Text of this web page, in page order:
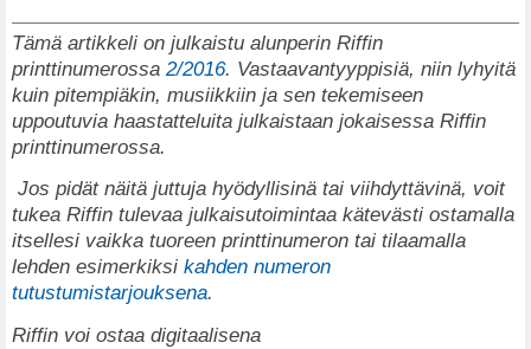
Tämä artikkeli on julkaistu alunperin Riffin
printtinumerossa 2/2016. Vastaavantyyppisiä, niin lyhyitä
kuin pitempiäkin, musiikkiin ja sen tekemiseen
uppoutuvia haastatteluita julkaistaan jokaisessa Riffin
printtinumerossa.
Jos pidät näitä juttuja hyödyllisinä tai viihdyttävinä, voit
tukea Riffin tulevaa julkaisutoimintaa kätevästi ostamalla
itsellesi vaikka tuoreen printtinumeron tai tilaamalla
lehden esimerkiksi kahden numeron
tutustumistarjouksena.
Riffin voi ostaa digitaalisena